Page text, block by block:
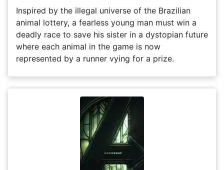
Inspired by the illegal universe of the Brazilian
animal lottery, a fearless young man must win a
deadly race to save his sister in a dystopian future
where each animal in the game is now
represented by a runner vying for a prize.